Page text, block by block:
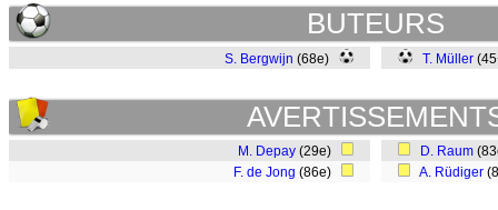
BUTEURS
S. Bergwijn (68e) T. Müller
M. Depay (29e)
F. de Jong (86e)
D. Raum
A. Rüdiger